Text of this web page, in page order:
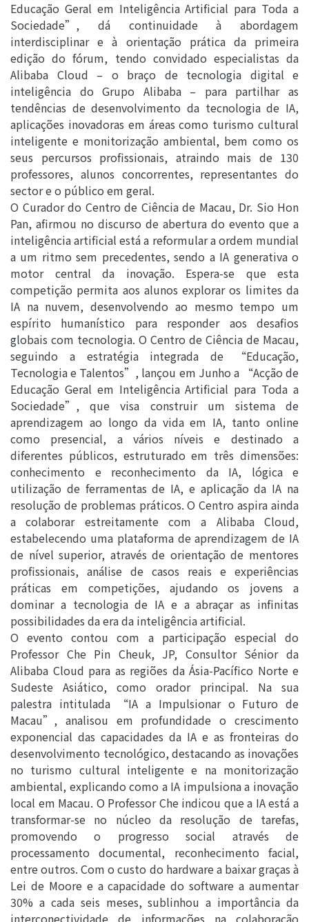
Educação Geral em Inteligência Artificial para Toda a
Sociedade”, dá continuidade à abordagem
interdisciplinar e à orientação prática da primeira
edição do fórum, tendo convidado especialistas da
Alibaba Cloud – o braço de tecnologia digital e
inteligência do Grupo Alibaba – para partilhar as
tendências de desenvolvimento da tecnologia de IA,
aplicações inovadoras em áreas como turismo cultural
inteligente e monitorização ambiental, bem como os
seus percursos profissionais, atraindo mais de 130
professores, alunos concorrentes, representantes do
sector e o público em geral.
O Curador do Centro de Ciência de Macau, Dr. Sio Hon
Pan, afirmou no discurso de abertura do evento que a
inteligência artificial está a reformular a ordem mundial
a um ritmo sem precedentes, sendo a IA generativa o
motor central da inovação. Espera-se que esta
competição permita aos alunos explorar os limites da
IA na nuvem, desenvolvendo ao mesmo tempo um
espírito humanístico para responder aos desafios
globais com tecnologia. O Centro de Ciência de Macau,
seguindo a estratégia integrada de “Educação,
Tecnologia e Talentos”, lançou em Junho a “Acção de
Educação Geral em Inteligência Artificial para Toda a
Sociedade”, que visa construir um sistema de
aprendizagem ao longo da vida em IA, tanto online
como presencial, a vários níveis e destinado a
diferentes públicos, estruturado em três dimensões:
conhecimento e reconhecimento da IA, lógica e
utilização de ferramentas de IA, e aplicação da IA na
resolução de problemas práticos. O Centro aspira ainda
a colaborar estreitamente com a Alibaba Cloud,
estabelecendo uma plataforma de aprendizagem de IA
de nível superior, através de orientação de mentores
profissionais, análise de casos reais e experiências
práticas em competições, ajudando os jovens a
dominar a tecnologia de IA e a abraçar as infinitas
possibilidades da era da inteligência artificial.
O evento contou com a participação especial do
Professor Che Pin Cheuk, JP, Consultor Sénior da
Alibaba Cloud para as regiões da Ásia-Pacífico Norte e
Sudeste Asiático, como orador principal. Na sua
palestra intitulada “IA a Impulsionar o Futuro de
Macau”, analisou em profundidade o crescimento
exponencial das capacidades da IA e as fronteiras do
desenvolvimento tecnológico, destacando as inovações
no turismo cultural inteligente e na monitorização
ambiental, explicando como a IA impulsiona a inovação
local em Macau. O Professor Che indicou que a IA está a
transformar-se no núcleo da resolução de tarefas,
promovendo o progresso social através de
processamento documental, reconhecimento facial,
entre outros. Com o custo do hardware a baixar graças à
Lei de Moore e a capacidade do software a aumentar
30% a cada seis meses, sublinhou a importância da
interconectividade de informações na colaboração